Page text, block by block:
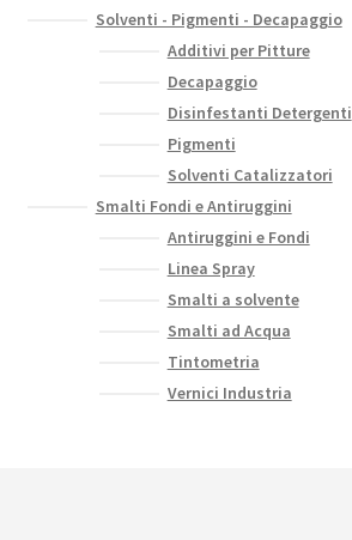
Solventi - Pigmenti - Decapaggio
Additivi per Pitture
Decapaggio
Disinfestanti Detergenti
Pigmenti
Solventi Catalizzatori
Smalti Fondi e Antiruggini
Antiruggini e Fondi
Linea Spray
Smalti a solvente
Smalti ad Acqua
Tintometria
Vernici Industria